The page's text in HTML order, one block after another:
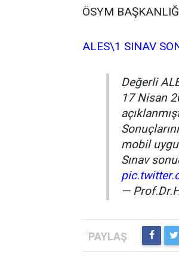
ÖSYM
ALES\1 SINAV
Değerli
17 Nisan
mobil
Sınav
—